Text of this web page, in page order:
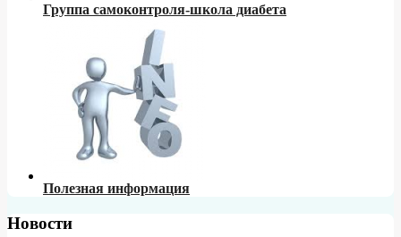
Группа самоконтроля-школа диабета
Полезная информация
Новости